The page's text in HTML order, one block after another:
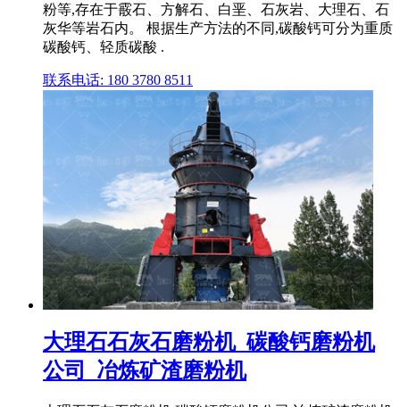
粉等,存在于霰石、方解石、白垩、石灰岩、大理石、石
灰华等岩石内。 根据生产方法的不同,碳酸钙可分为重质
碳酸钙、轻质碳酸 .
联系电话: 180 3780 8511
大理石石灰石磨粉机_碳酸钙磨粉机
公司_冶炼矿渣磨粉机